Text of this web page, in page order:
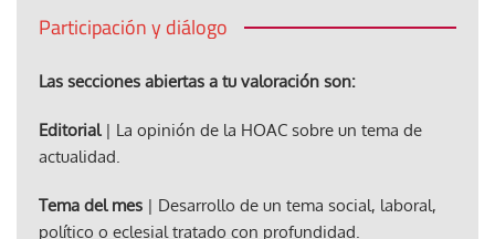
Participación y diálogo
Las secciones abiertas a tu valoración son:
Editorial| La opinión de la HOAC sobre un tema de
actualidad.
Tema del mes | Desarrollo de un tema social, laboral,
político o eclesial tratado con profundidad.